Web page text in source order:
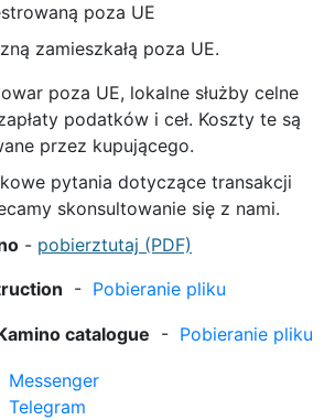
poza UE
zamieszkałą poza UE.
poza UE, lokalne służby celne
podatków i ceł. Koszty te są
przez kupującego.
pytania dotyczące transakcji
skonsultowanie się z nami.
- pobierztutaj (PDF)
- Pobieranie pliku
catalogue - Pobieranie pliku
Messenger
Telegram